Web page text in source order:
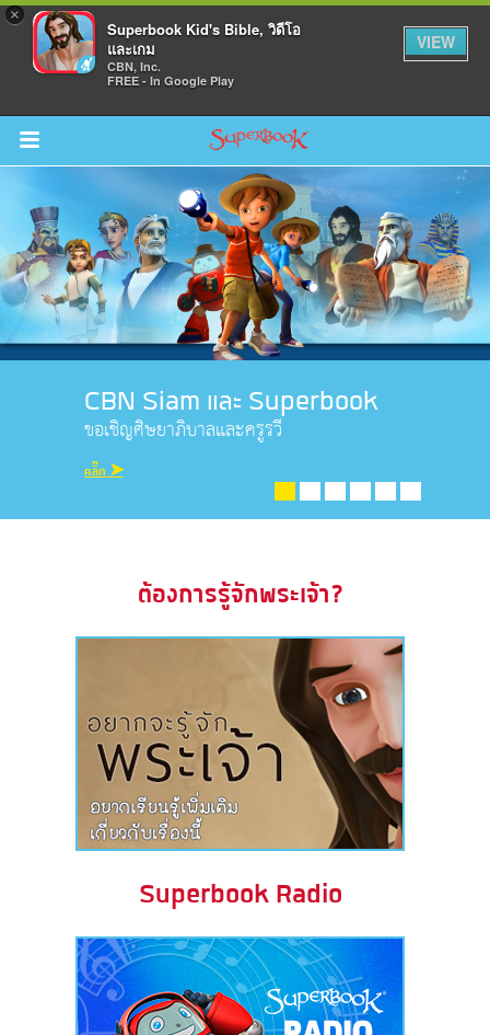
×
Superbook Kid's Bible, วิดีโอ
และเกม
CBN, Inc.
FREE - In Google Play
VIEW
Return to Content
ามรู้
ๆ
คัมภีร์
CBN Siam และ Superbook
ขอเชิญศิษยาภิบาลและครูรวี
คลิ๊ก ➤
ต้องการรู้จักพระเจ้า?
Superbook Radio